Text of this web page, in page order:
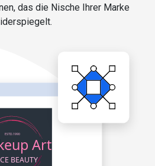
das die Nische Ihrer Marke